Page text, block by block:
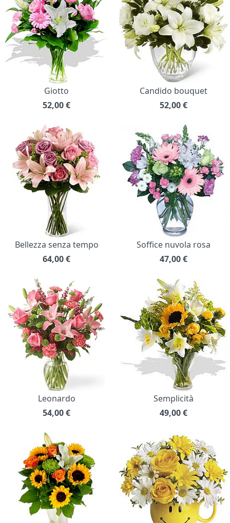
Giotto
52,00€
Candido bouquet
52,00€
Bellezza senza tempo
64,00€
Soffice nuvola rosa
47,00€
Leonardo
54,00€
Semplicità
49,00€